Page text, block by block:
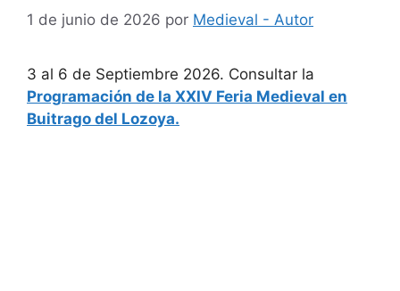
1 de junio de 2026 por Medieval - Autor
3 al 6 de Septiembre 2026. Consultar la
Programación de la XXIV Feria Medieval en
Buitrago del Lozoya.